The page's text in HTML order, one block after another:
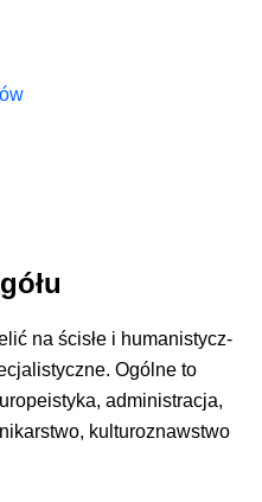
na ścisłe i humanistycz­
Ogólne to
admini­stracja,
kul­turoznawstwo